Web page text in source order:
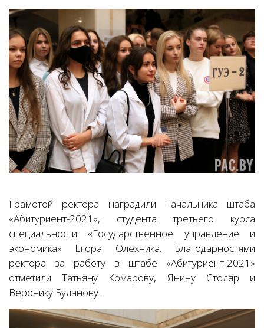
Грамотой ректора наградили начальника штаба
«Абитуриент-2021», студента третьего курса
специальности «Государственное управление и
экономика» Егора Олехника. Благодарностями
ректора за работу в штабе «Абитуриент-2021»
отметили Татьяну Комарову, Янину Столяр и
Веронику Буланову.